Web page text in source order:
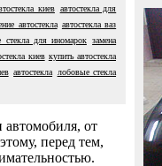
киев автостекла для
автостекла автостекла ваз
стекла для иномарок замена
киев купить автостекла
автостекла
лобовые стекла
автомобиля, от
перед тем,